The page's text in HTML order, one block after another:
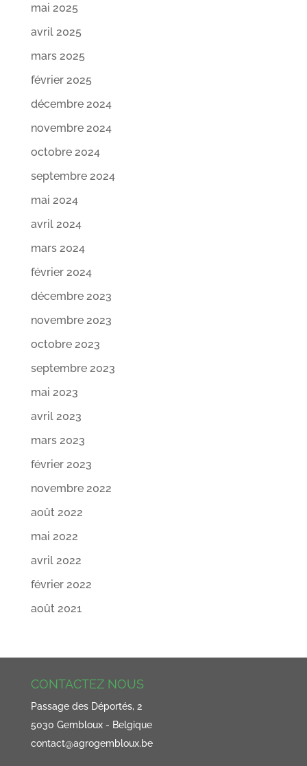
mai 2025
avril 2025
mars 2025
février 2025
décembre 2024
novembre 2024
octobre 2024
septembre 2024
mai 2024
avril 2024
mars 2024
février 2024
décembre 2023
novembre 2023
octobre 2023
septembre 2023
mai 2023
avril 2023
mars 2023
février 2023
novembre 2022
août 2022
mai 2022
avril 2022
février 2022
août 2021
CONTACTEZ NOUS
Passage des Déportés, 2
5030 Gembloux - Belgique
contact@agrogembloux.be